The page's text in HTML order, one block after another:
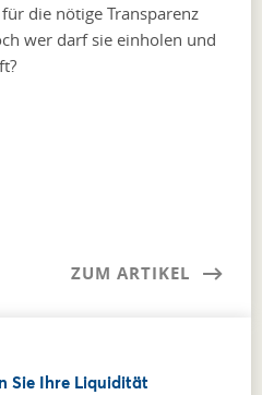
die nötige Transparenz
wer darf sie einholen und
ZUM ARTIKEL
Sie Ihre Liquidität